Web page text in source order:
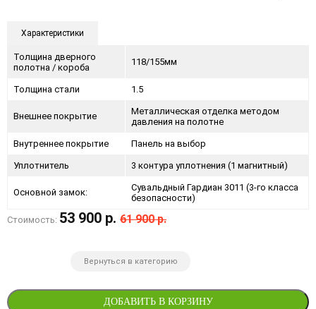
Характеристики
Толщина дверного
полотна / короба
118/155мм
Толщина стали 1.5
Внешнее покрытие
Металлическая отделка методом
давления на полотне
Внутреннее покрытие Панель на выбор
Уплотнитель 3 контура уплотнения (1 магнитный)
Основной замок:
Сувальдный Гардиан 3011 (3-го класса
безопасности)
Стоимость: 53 900 р. 61 900 р.
Вернуться в категорию
ДОБАВИТЬ В КОРЗИНУ